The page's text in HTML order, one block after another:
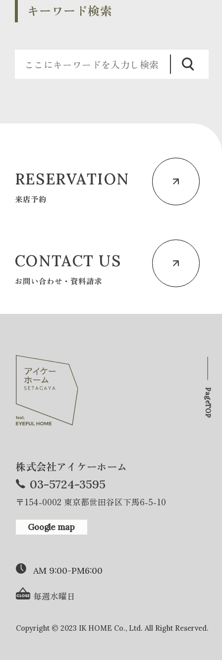
キーワード検索
RESERVATION
来店予約
CONTACT US
お問い合わせ・資料請求
株式会社アイケーホーム
03-5724-3595
〒154-0002 東京都世田谷区下馬6-5-10
Google map
AM 9:00-PM6:00
毎週水曜日
Copyright © 2023 IK HOME Co., Ltd. All Right Reserved.
PageTOP